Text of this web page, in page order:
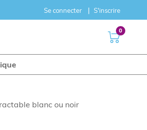
Se connecter S'inscrire
0
blanc ou noir